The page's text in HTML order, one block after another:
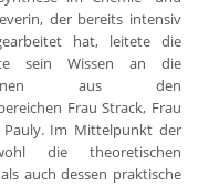
der bereits intensiv
hat, leitete die
sein Wissen an die
aus den
Frau Strack, Frau
Im Mittelpunkt der
die theoretischen
auch dessen praktische